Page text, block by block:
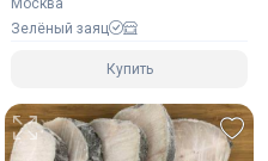
Зелёный заяц
Купить